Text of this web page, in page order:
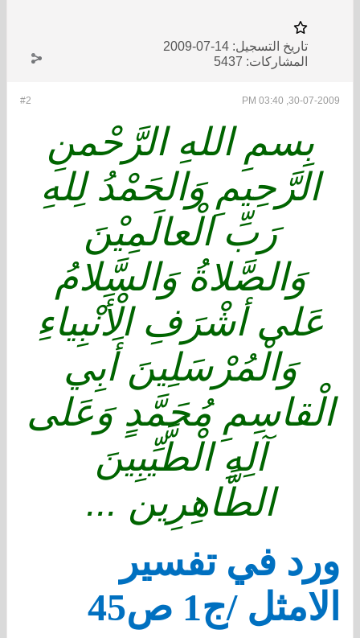
تاريخ التسجيل: 14-07-2009
المشاركات: 5437
#2 30-07-2009, 03:40 PM
بِسمِ اللهِ الرَّحْمنِ
الرَّحِيمِ وَالحَمْدُ لِلهِ
رَبِّ الْعالَمِيْنَ
وَالصَّلاةُ وَالسَّلامُ
عَلى أشْرَفِ الْأَنْبِياءِ
وَالْمُرْسَلِينَ أَبِي
الْقاسِمِ مُحَمَّدٍ وَعَلى
آلِهِ الْطَّيِّبِينَ
الطَّاهِرِين ...
ورد في تفسير
الامثل /ج1 ص45